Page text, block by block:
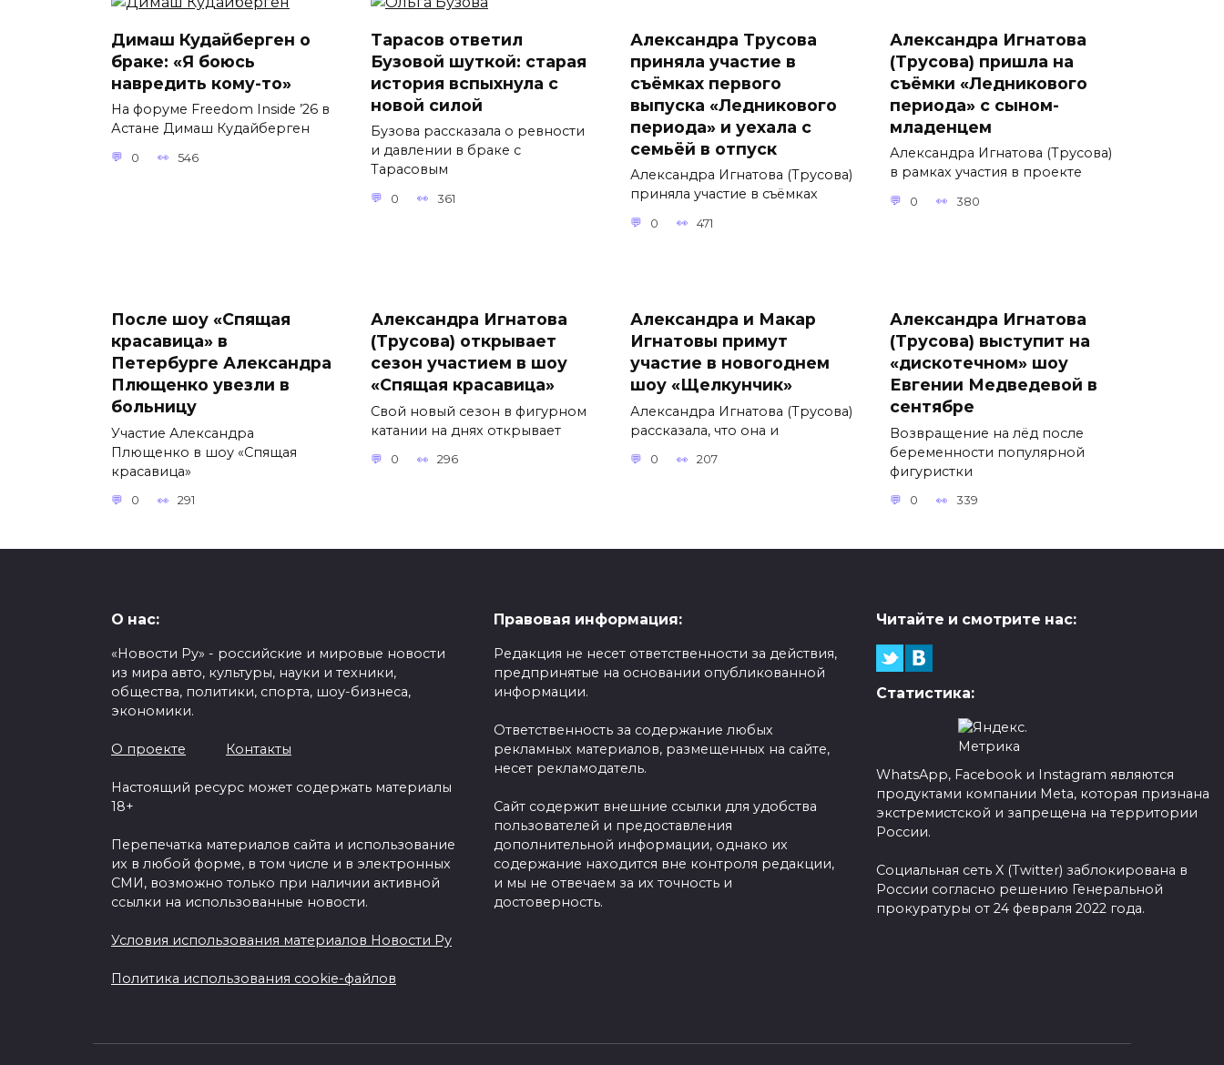
Димаш Кудайберген о
браке: «Я боюсь
навредить кому-то»
На форуме Freedom Inside ’26 в
Астане Димаш Кудайберген
0 546
Тарасов ответил
Бузовой шуткой: старая
история вспыхнула с
новой силой
Бузова рассказала о ревности
и давлении в браке с
Тарасовым
0 361
Александра Трусова
приняла участие в
съёмках первого
выпуска «Ледникового
периода» и уехала с
семьёй в отпуск
Александра Игнатова (Трусова)
приняла участие в съёмках
0 471
Александра Игнатова
(Трусова) пришла на
съёмки «Ледникового
периода» с сыном-
младенцем
Александра Игнатова (Трусова)
в рамках участия в проекте
0 380
После шоу «Спящая
красавица» в
Петербурге Александра
Плющенко увезли в
больницу
Участие Александра
Плющенко в шоу «Спящая
красавица»
0 291
Александра Игнатова
(Трусова) открывает
сезон участием в шоу
«Спящая красавица»
Свой новый сезон в фигурном
катании на днях открывает
0 296
Александра и Макар
Игнатовы примут
участие в новогоднем
шоу «Щелкунчик»
Александра Игнатова (Трусова)
рассказала, что она и
0 207
Александра Игнатова
(Трусова) выступит на
«дискотечном» шоу
Евгении Медведевой в
сентябре
Возвращение на лёд после
беременности популярной
фигуристки
0 339
О нас:
«Новости Ру» - российские и мировые новости
из мира авто, культуры, науки и техники,
общества, политики, спорта, шоу-бизнеса,
экономики.
О проекте Контакты
Настоящий ресурс может содержать материалы
18+
Перепечатка материалов сайта и использование
их в любой форме, в том числе и в электронных
СМИ, возможно только при наличии активной
ссылки на использованные новости.
Условия использования материалов Новости Ру
Политика использования cookie-файлов
Правовая информация:
Редакция не несет ответственности за действия,
предпринятые на основании опубликованной
информации.
Ответственность за содержание любых
рекламных материалов, размещенных на сайте,
несет рекламодатель.
Сайт содержит внешние ссылки для удобства
пользователей и предоставления
дополнительной информации, однако их
содержание находится вне контроля редакции,
и мы не отвечаем за их точность и
достоверность.
Читайте и смотрите нас:
Статистика:
WhatsApp, Facebook и Instagram являются
продуктами компании Meta, которая признана
экстремистской и запрещена на территории
России.
Социальная сеть X (Twitter) заблокирована в
России согласно решению Генеральной
прокуратуры от 24 февраля 2022 года.